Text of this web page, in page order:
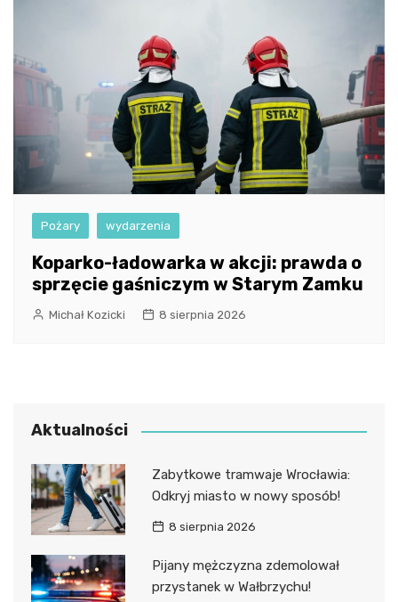
Pożary wydarzenia
Koparko-ładowarka w akcji: prawda o
sprzęcie gaśniczym w Starym Zamku
Michał Kozicki 8 sierpnia 2026
Aktualności
Zabytkowe tramwaje Wrocławia:
Odkryj miasto w nowy sposób!
8 sierpnia 2026
Pijany mężczyzna zdemolował
przystanek w Wałbrzychu!